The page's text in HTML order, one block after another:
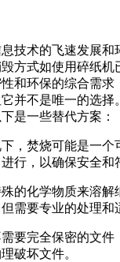
技术的飞速发展和
方式如使用碎纸机
和环保的综合需求
并不是唯一的选择
是一些替代方案：
，焚烧可能是一个
行，以确保安全和
的化学物质来溶解
需要专业的处理和
要完全保密的文件
破坏文件。